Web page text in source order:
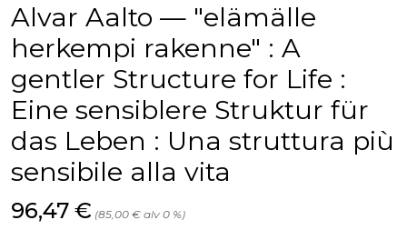
Alvar Aalto — "elämälle
herkempi rakenne" : A
gentler Structure for Life :
Eine sensiblere Struktur für
das Leben : Una struttura più
sensibile alla vita
Hinta nyt
96,47 € (85,00 € alv 0 %)